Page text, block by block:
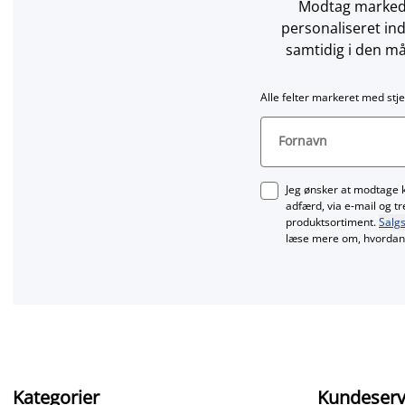
Modtag
personaliseret
samtidig i den
Alle felter markeret med
Fornavn
Jeg ønsker at
adfærd, via e‑mail og
produktsortiment.
læse mere om,
Kategorier